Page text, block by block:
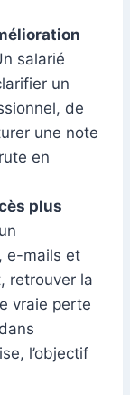
salarié
un
de
une note
en
plus
e-mails et
retrouver la
vraie perte
l’objectif